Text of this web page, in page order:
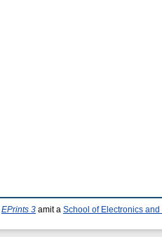
EPrints 3 amit a School of Electronics